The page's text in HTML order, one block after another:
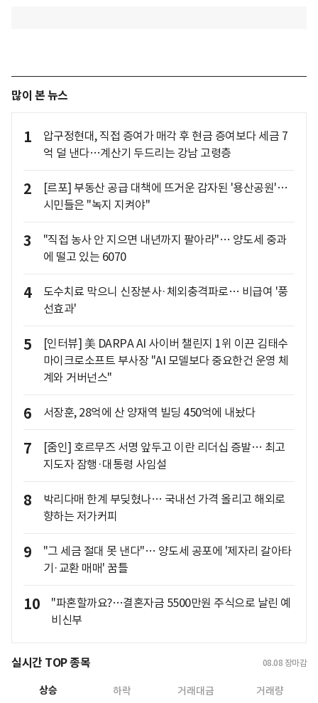
많이 본 뉴스
1
압구정현대, 직접 증여가 매각 후 현금 증여보다 세금 7
억 덜 낸다…계산기 두드리는 강남 고령층
2
[르포] 부동산 공급 대책에 뜨거운 감자된 '용산공원'…
시민들은 "녹지 지켜야"
3
"직접 농사 안 지으면 내년까지 팔아라"… 양도세 중과
에 떨고 있는 6070
4
도수치료 막으니 신장분사·체외충격파로… 비급여 '풍
선효과'
5
[인터뷰] 美 DARPA AI 사이버 챌린지 1위 이끈 김태수
마이크로소프트 부사장 "AI 모델보다 중요한건 운영 체
계와 거버넌스"
6 서장훈, 28억에 산 양재역 빌딩 450억에 내놨다
7
[줌인] 호르무즈 서명 앞두고 이란 리더십 증발… 최고
지도자 잠행·대통령 사임설
8
박리다매 한계 부딪혔나… 국내선 가격 올리고 해외로
향하는 저가커피
9
"그 세금 절대 못 낸다"… 양도세 공포에 '제자리 갈아타
기·교환 매매' 꿈틀
10
"파혼할까요?…결혼자금 5500만원 주식으로 날린 예
비신부
실시간 TOP 종목 08.08 장마감
상승 하락 거래대금 거래량